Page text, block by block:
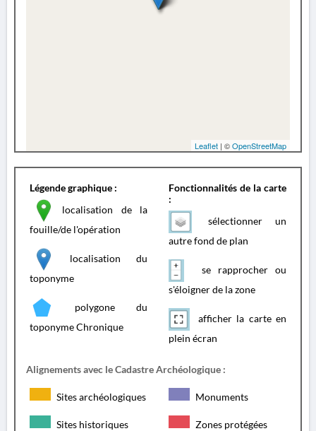
Leaflet | ©OpenStreetMap
Légende graphique :
localisation de la
fouille/de l'opération
localisation du
toponyme
polygone du
toponyme Chronique
Fonctionnalités de la carte
:
sélectionner un
autre fond de plan
se rapprocher ou
s'éloigner de la zone
afficher la carte en
plein écran
Alignements avec le Cadastre Archéologique :
Sites archéologiques Monuments
Sites historiques Zones protégées